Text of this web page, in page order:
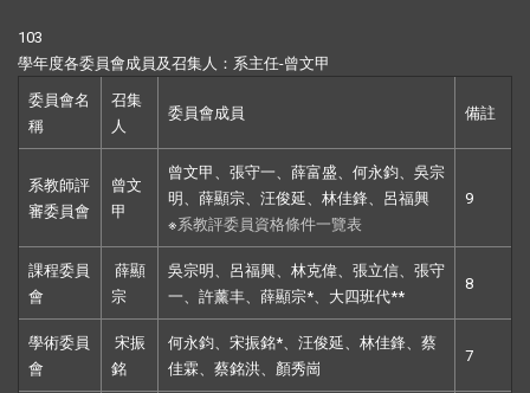
103
學年度各委員會成員及召集人：系主任-曾文甲
委員會名
稱
召集
人
委員會成員 備註
系教師評
審委員會
曾文
甲
曾文甲、張守一、薛富盛、何永鈞、吳宗
明、薛顯宗、汪俊延、林佳鋒、呂福興
※系教評委員資格條件一覽表
9
課程委員
會
薛顯
宗
吳宗明、呂福興、林克偉、張立信、張守
一、許薰丰、薛顯宗*、大四班代**
8
學術委員
會
宋振
銘
何永鈞、宋振銘*、汪俊延、林佳鋒、蔡
佳霖、蔡銘洪、顏秀崗
7